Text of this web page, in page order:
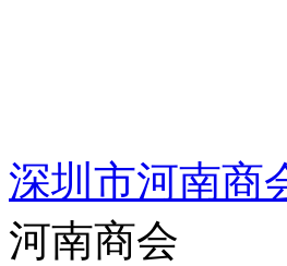
深圳市河南商
河南商会